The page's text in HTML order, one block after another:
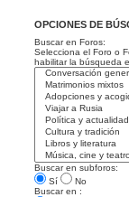
OPCIONES DE
Buscar en Foros:
Selecciona el Foro o
habilitar la búsqueda
Buscar en subforos:
Sí
No
Buscar en :